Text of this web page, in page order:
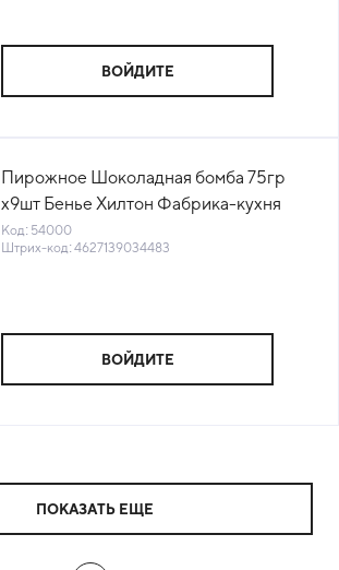
ВОЙДИТЕ
Пирожное Шоколадная бомба 75гр
х9шт Бенье Хилтон Фабрика-кухня
Россия (82)(КОД 54000)(-18°С)
Код: 54000
Штрих-код: 4627139034483
ВОЙДИТЕ
ПОКАЗАТЬ ЕЩЕ